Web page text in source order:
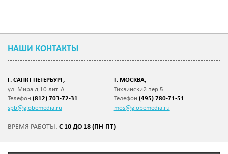
НАШИ КОНТАКТЫ
Г. САНКТ ПЕТЕРБУРГ,
ул. Мира д.10 лит. А
Телефон (812) 703-72-31
spb@globemedia.ru
Г. МОСКВА,
Тихвинский пер.5
Телефон (495) 780-71-51
mos@globemedia.ru
ВРЕМЯ РАБОТЫ: С 10 ДО 18 (ПН-ПТ)